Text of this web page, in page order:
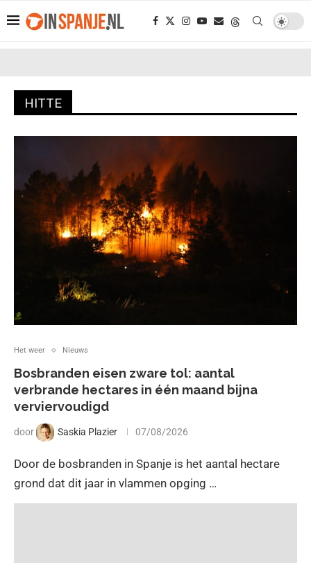
HITTE
Het weer Nieuws
Bosbranden eisen zware tol: aantal
verbrande hectares in één maand bijna
verviervoudigd
door Saskia Plazier 07/08/2026
Door de bosbranden in Spanje is het aantal hectare
grond dat dit jaar in vlammen opging …